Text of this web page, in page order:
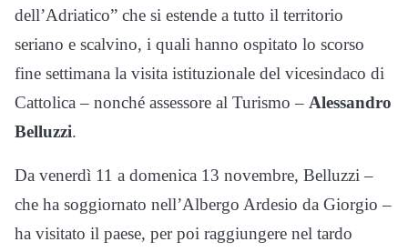
dell’Adriatico” che si estende a tutto il territorio
seriano e scalvino, i quali hanno ospitato lo scorso
fine settimana la visita istituzionale del vicesindaco di
Cattolica – nonché assessore al Turismo – Alessandro
Belluzzi.
Da venerdì 11 a domenica 13 novembre, Belluzzi –
che ha soggiornato nell’Albergo Ardesio da Giorgio –
ha visitato il paese, per poi raggiungere nel tardo